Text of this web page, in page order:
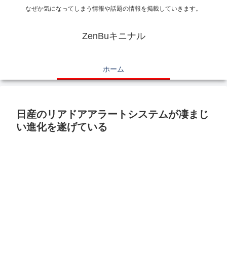
なぜか気になってしまう情報や話題の情報を掲載していきます。
ZenBuキニナル
ホーム
日産のリアドアアラートシステムが凄まじ
い進化を遂げている